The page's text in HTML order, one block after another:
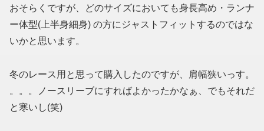
おそらくですが、どのサイズにおいても身長高め・ランナ
ー体型(上半身細身) の方にジャストフィットするのではな
いかと思います。
冬のレース用と思って購入したのですが、肩幅狭いっす。
。。。ノースリーブにすればよかったかなぁ、でもそれだ
と寒いし(笑)